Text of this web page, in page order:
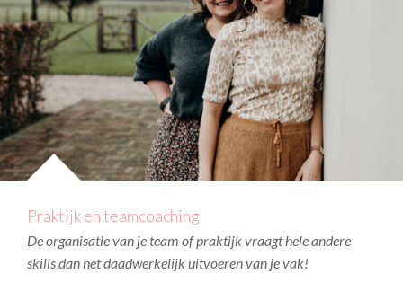
Praktijk en teamcoaching
De organisatie van je team of praktijk vraagt hele andere
skills dan het daadwerkelijk uitvoeren van je vak!